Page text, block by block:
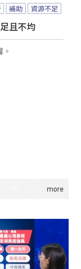
補助 資源不足
且不均